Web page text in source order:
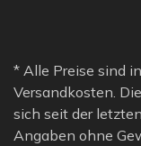
* Alle Preise sind
Versandkosten.
sich seit der
Angaben ohne